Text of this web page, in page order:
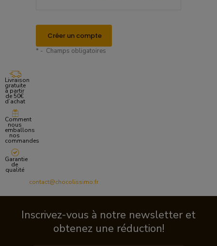
Créer un compte
* - Champs obligatoires
Livraison
gratuite
à partir
de 50€
d’achat
Comment
nous
emballons
nos
commandes
Garantie
de
qualité
contact@chocolissimo.fr
Inscrivez-vous à notre newsletter et
obtenez une réduction!